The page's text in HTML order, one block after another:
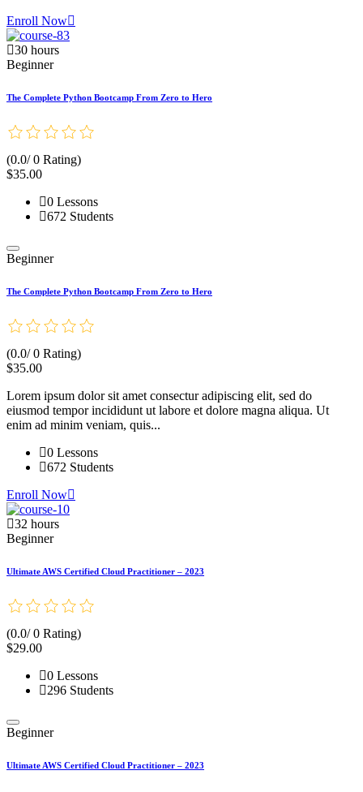
Enroll Now
30 hours
Beginner
The Complete Python Bootcamp From Zero to Hero
(0.0/ 0 Rating)
$35.00
0 Lessons
672 Students
Beginner
The Complete Python Bootcamp From Zero to Hero
(0.0/ 0 Rating)
$35.00
Lorem ipsum dolor sit amet consectur adipiscing elit, sed do
eiusmod tempor incididunt ut labore et dolore magna aliqua. Ut
enim ad minim veniam, quis...
0 Lessons
672 Students
Enroll Now
32 hours
Beginner
Ultimate AWS Certified Cloud Practitioner – 2023
(0.0/ 0 Rating)
$29.00
0 Lessons
296 Students
Beginner
Ultimate AWS Certified Cloud Practitioner – 2023